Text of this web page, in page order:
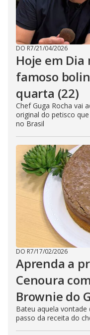
DO R7/21/04/2026
Hoje em Dia
famoso
quarta (22)
Chef Guga Rocha vai
original do petisco
no Brasil
DO R7/17/02/2026
Aprenda a
Cenoura
Brownie do
Bateu aquela vontade
passo da receita do